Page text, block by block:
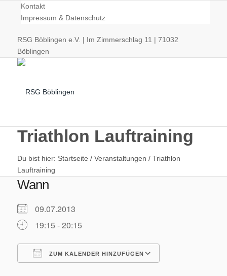
Kontakt
Impressum & Datenschutz
RSG Böblingen e.V. | Im Zimmerschlag 11 | 71032
Böblingen
Radsport
Triathlon Lauftraining
Du bist hier: Startseite / Veranstaltungen / Triathlon
Lauftraining
Wann
09.07.2013
19:15 - 20:15
ZUM KALENDER HINZUFÜGEN